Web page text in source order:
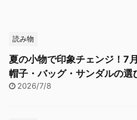
読み物
夏の小物で印象チェンジ！7
帽子・バッグ・サンダルの選
2026/7/8